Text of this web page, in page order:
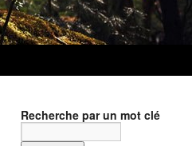
Recherche par un mot clé